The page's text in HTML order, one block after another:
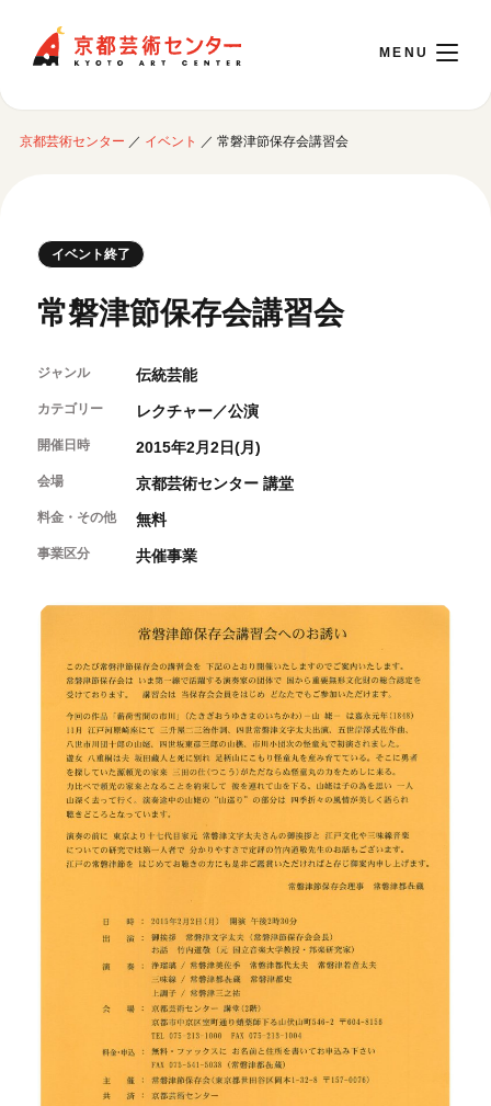
English
フェは11:00～18:00まで営業
ご利用案内
フロアガイド
交通アクセス
カフェ・ショップ
よくあるご質問
イベントに参加する
開催中のイベント
月間スケジュール
これまでのイベント
センターのプログラム・事業
制作室を使う
制作室について
制作室の設備
ボランティア
KACサポーター
京都芸術センターについて
京都芸術センターってどんなところ？
京都芸術センターの歩み
概要・理念・運営体制
連携事業のご案内
チケット情報
お知らせ
お問い合わせ
閲覧支援
サイトポリシー&プライバシーポリシー
オフィシャルSNS
京都芸術センター ／ イベント ／ 常磐津節保存会講習会
イベント終了
常磐津節保存会講習会
ジャンル 伝統芸能
カテゴリー レクチャー／公演
開催日時 2015年2月2日(月)
会場 京都芸術センター 講堂
料金・その他 無料
事業区分 共催事業